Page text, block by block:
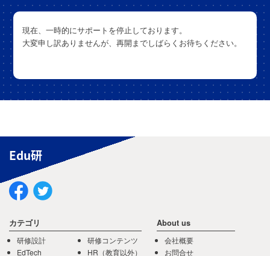
現在、一時的にサポートを停止しております。
大変申し訳ありませんが、再開までしばらくお待ちください。
Edu研
カテゴリ
研修設計
EdTech
研修コンテンツ
HR（教育以外）
About us
会社概要
お問合せ